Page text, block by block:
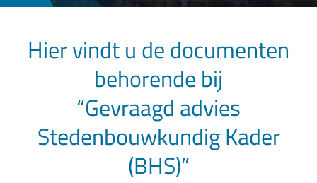
Hier vindt u de documenten
behorende bij
“Gevraagd advies
Stedenbouwkundig Kader
(BHS)”